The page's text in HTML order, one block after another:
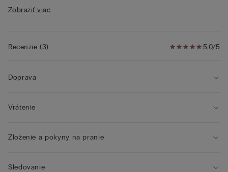
alebo sakom.
• Kompletne prešitý tylom
• Zvýrazňuje dekolt zaoblením poprsia
Zobraziť viac
5,0/5
Recenzie(3)
Doprava
Vrátenie
Zloženie a pokyny na pranie
Sledovanie